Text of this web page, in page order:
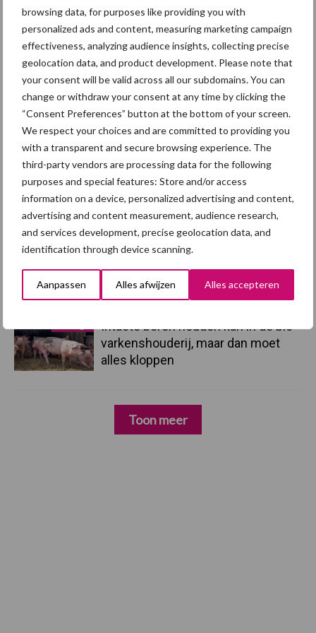
browsing data, for purposes like providing you with
personalized ads and content, measuring marketing campaign
effectiveness, analyzing audience insights, collecting precise
geolocation data, and product development. Please note that
your consent will be valid across all our subdomains. You can
change or withdraw your consent at any time by clicking the
“Consent Preferences” button at the bottom of your screen.
We respect your choices and are committed to providing you
with a transparent and secure browsing experience. The
third-party vendors are processing data for the following
purposes and special features: Store and/or access
information on a device, personalized advertising and content,
advertising and content measurement, audience research,
and services development, precise geolocation data, and
identification through device scanning.
Aanpassen Alles afwijzen Alles accepteren
Sidebar
Recent nieuws Partner nieuws
5 aug
“Vraag naar praktische
hygieneoplossingen is in Polen
groter dan ooit”
5 aug
Eliminatieprotocol voor
Mycoplasma hyopneumoniae
4 aug
AVP in Finland onderstreept dat
alertheid belangrijk is, zeker nu
3 aug
Vlaamse mestbalans in evenwicht
dankzij groei van
verwerkingscapaciteit
Intacte beren houden kan in de bio-
varkenshouderij, maar dan moet
alles kloppen
Toon meer